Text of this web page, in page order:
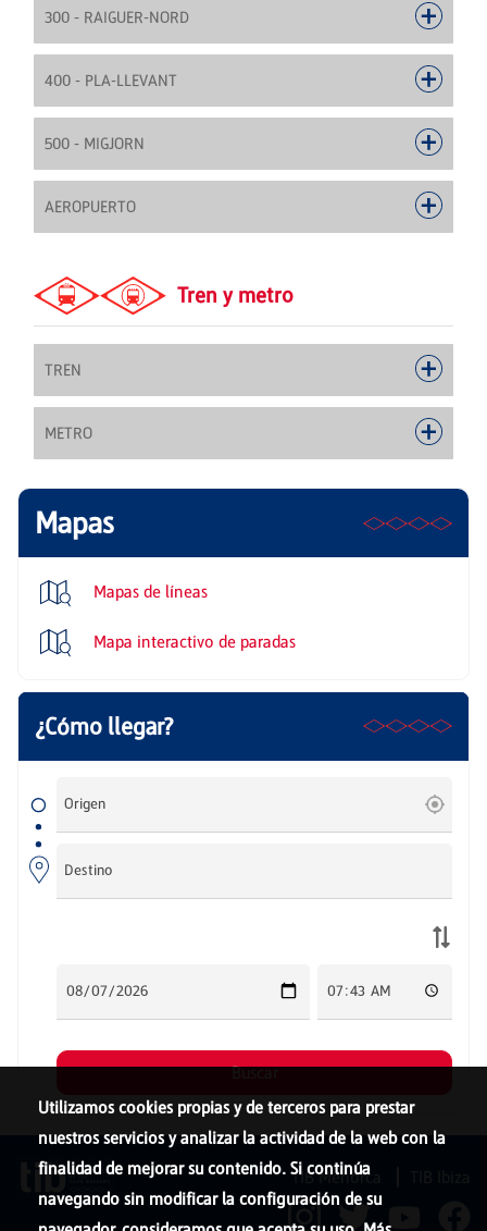
300 - RAIGUER-NORD
400 - PLA-LLEVANT
500 - MIGJORN
AEROPUERTO
Tren y metro
TREN
METRO
Mapas
Mapas de líneas
Mapa interactivo de paradas
Utilizamos cookies propias y de terceros para prestar
nuestros servicios y analizar la actividad de la web con la
finalidad de mejorar su contenido. Si continúa
navegando sin modificar la configuración de su
TIB Menorca